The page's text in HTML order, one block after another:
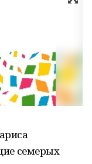
семерых